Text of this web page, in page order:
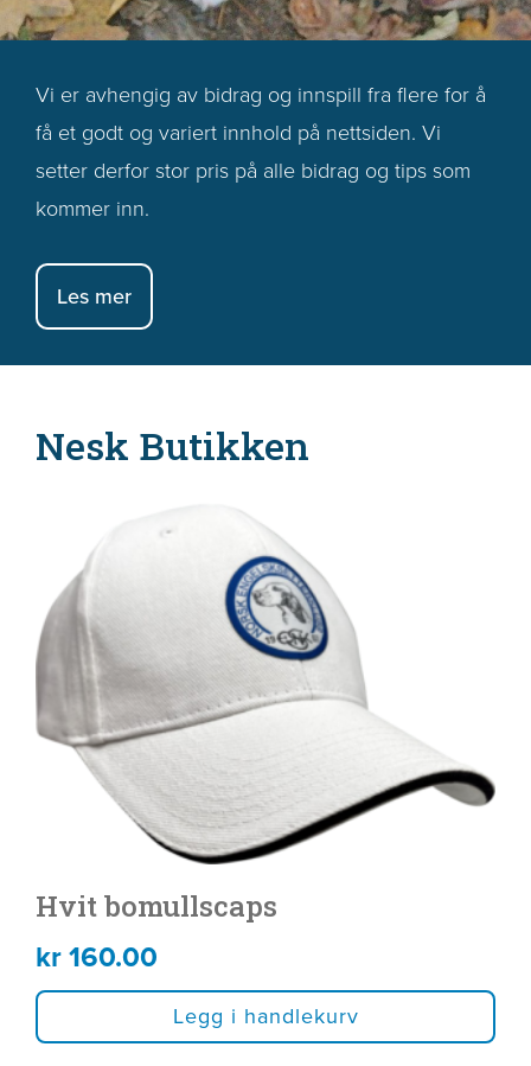
Vi er avhengig av bidrag og innspill fra flere for å
få et godt og variert innhold på nettsiden. Vi
setter derfor stor pris på alle bidrag og tips som
kommer inn.
Les mer
Nesk Butikken
Hvit bomullscaps
kr160.00
Legg i handlekurv